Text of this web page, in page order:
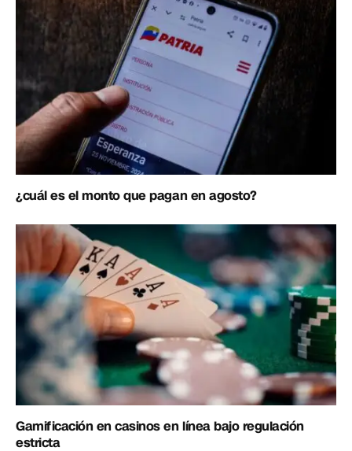
¿cuál es el monto que pagan en agosto?
Gamificación en casinos en línea bajo regulación
estricta